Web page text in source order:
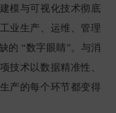
模与可视化技术彻底
业生产、运维、管理
的 “数字眼睛”。与消
技术以数据精准性、
产的每个环节都变得